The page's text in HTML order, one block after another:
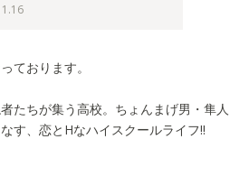
ております。
たちが集う高校。ちょんまげ男・隼人
す、恋とHなハイスクールライフ!!